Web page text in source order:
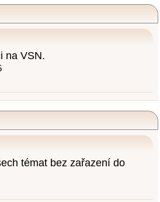
na VSN.
témat bez zařazení do